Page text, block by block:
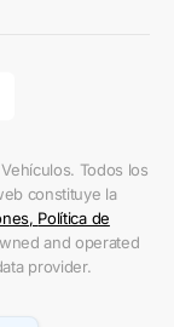
Todos los
constituye la
, Política de
and operated
provider.